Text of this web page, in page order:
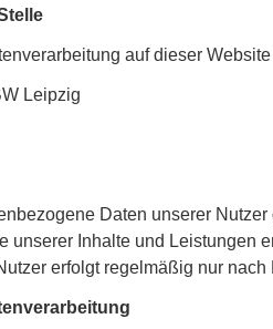
auf dieser Website
Leipzig
Daten unserer
unserer Inhalte und Leistungen
erfolgt regelmäßig nur